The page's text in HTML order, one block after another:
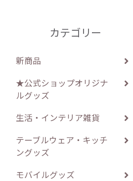
カテゴリー
新商品
★公式ショップオリジナ
ルグッズ
生活・インテリア雑貨
テーブルウェア・キッチ
ングッズ
モバイルグッズ